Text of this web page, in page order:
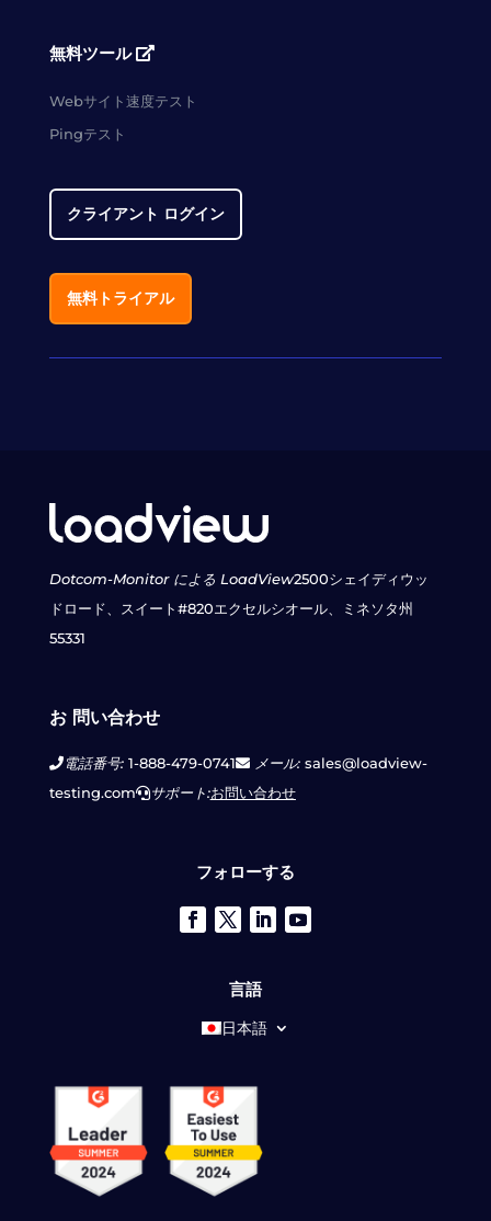
無料ツール
Webサイト速度テスト
Pingテスト
クライアント ログイン
無料トライアル
Dotcom-Monitor による LoadView2500シェイディウッ
ドロード、スイート#820エクセルシオール、ミネソタ州
55331
お 問い合わせ
電話番号:1-888-479-0741 メール:sales@loadview-
testing.com
サポート:お問い合わせ
フォローする
言語
日本語